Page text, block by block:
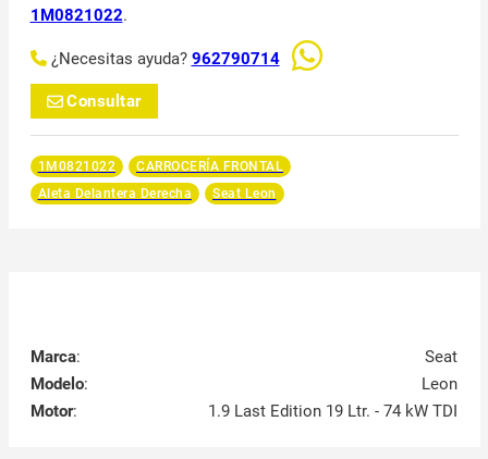
1M0821022.
¿Necesitas ayuda? 962790714
Consultar
1M0821022
CARROCERÍA FRONTAL
Aleta Delantera Derecha
Seat Leon
Marca:
Seat
Modelo:
Leon
Motor: 1.9 Last Edition 19 Ltr. - 74 kW TDI